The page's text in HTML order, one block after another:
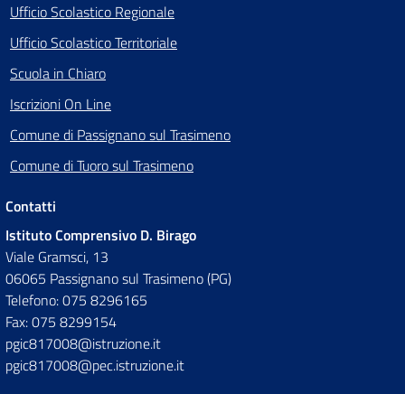
Ufficio Scolastico Regionale
Ufficio Scolastico Territoriale
Scuola in Chiaro
Iscrizioni On Line
Comune di Passignano sul Trasimeno
Comune di Tuoro sul Trasimeno
Contatti
Istituto Comprensivo D. Birago
Viale Gramsci, 13
06065 Passignano sul Trasimeno (PG)
Telefono: 075 8296165
Fax: 075 8299154
pgic817008@istruzione.it
pgic817008@pec.istruzione.it